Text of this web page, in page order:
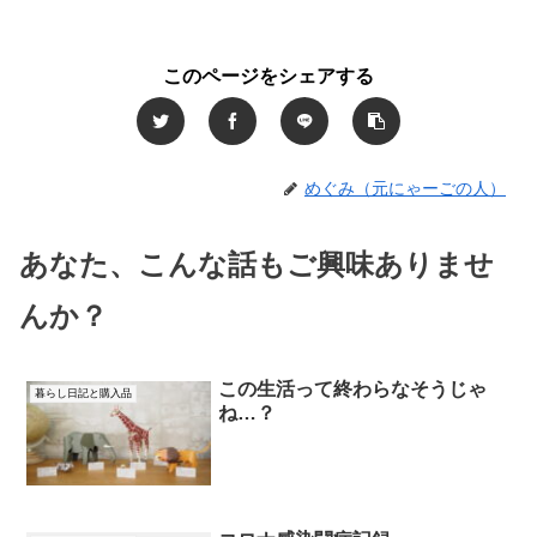
このページをシェアする
めぐみ（元にゃーごの人）
あなた、こんな話もご興味ありませ
んか？
暮らし日記と購入品
この生活って終わらなそうじゃ
ね…？